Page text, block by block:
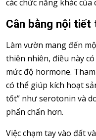
các chức năng khác của
Cân bằng nội tiết
Làm vườn mang đến
thiên nhiên, điều này
mức độ hormone.
có thể giúp kích hoạt
tốt” như serotonin và
phấn chấn hơn.
Việc chạm tay vào đất